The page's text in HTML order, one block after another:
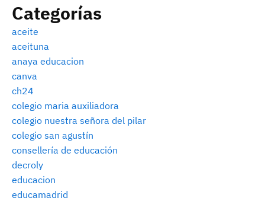
Categorías
aceite
aceituna
anaya educacion
canva
ch24
colegio maria auxiliadora
colegio nuestra señora del pilar
colegio san agustín
consellería de educación
decroly
educacion
educamadrid